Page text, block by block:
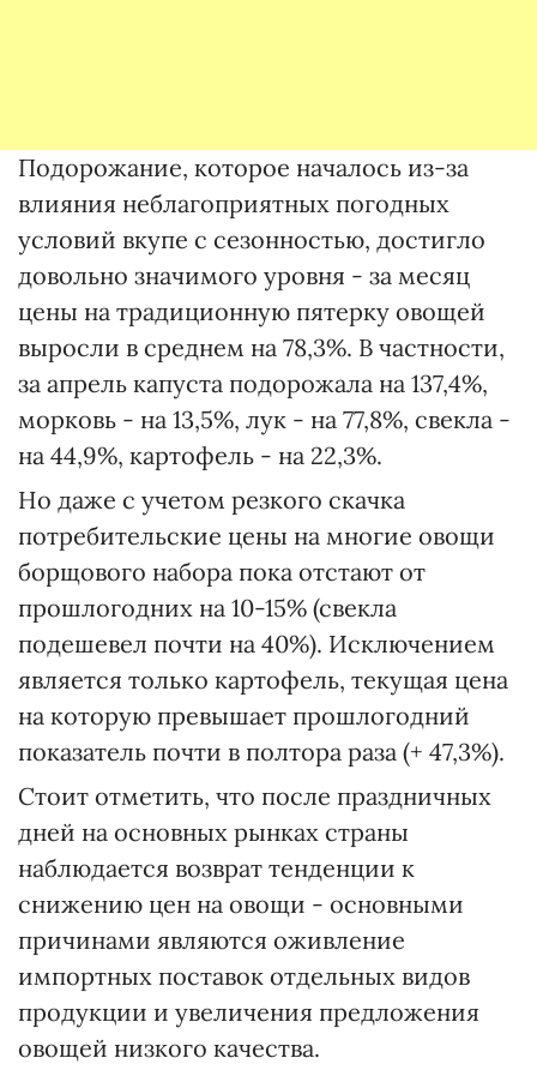
Подорожание, которое началось из-за
влияния неблагоприятных погодных
условий вкупе с сезонностью, достигло
довольно значимого уровня - за месяц
цены на традиционную пятерку овощей
выросли в среднем на 78,3%. В частности,
за апрель капуста подорожала на 137,4%,
морковь - на 13,5%, лук - на 77,8%, свекла -
на 44,9%, картофель - на 22,3%.
Но даже с учетом резкого скачка
потребительские цены на многие овощи
борщового набора пока отстают от
прошлогодних на 10-15% (свекла
подешевел почти на 40%). Исключением
является только картофель, текущая цена
на которую превышает прошлогодний
показатель почти в полтора раза (+ 47,3%).
Стоит отметить, что после праздничных
дней на основных рынках страны
наблюдается возврат тенденции к
снижению цен на овощи - основными
причинами являются оживление
импортных поставок отдельных видов
продукции и увеличения предложения
овощей низкого качества.